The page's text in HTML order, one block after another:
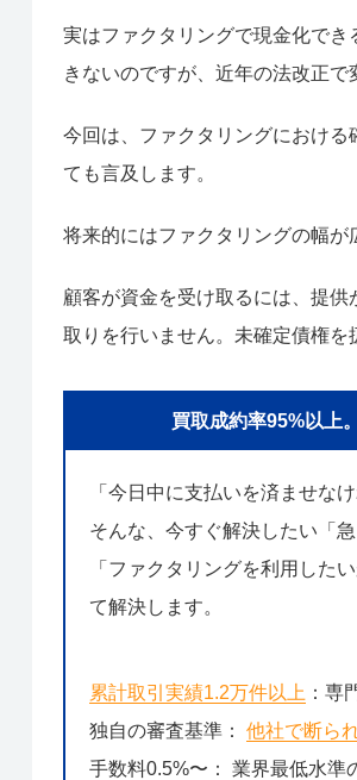
実はファクタリングで現金化で
きないのですが、近年の法改正で
今回は、ファクタリングにおけ
ても言及します。
将来的にはファクタリングの幅が
顧客が資金を受け取るには、提
取りを行いません。未確定債権を
買取成約率95%以上
「今日中に支払いを済ませな
そんな、今すぐ解決したい「
「ファクタリングを利用した
て解決します。
累計取引実績1.2万件以上 ：専
独自の審査基準： 他社で断ら
手数料0.5%〜： 業界最低水準